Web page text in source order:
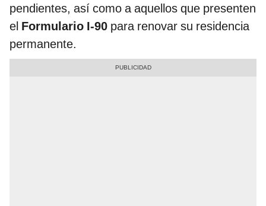
pendientes, así como a aquellos que presenten
el Formulario I-90 para renovar su residencia
permanente.